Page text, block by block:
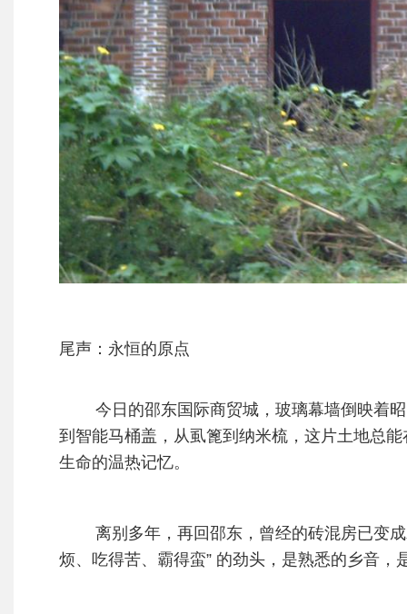
尾声：永恒的原点
今日的邵东国际商贸城，玻璃幕墙倒映着昭
到智能马桶盖，从虱篦到纳米梳，这片土地总
生命的温热记忆。
离别多年，再回邵东，曾经的砖混房已变成
烦、吃得苦、霸得蛮” 的劲头，是熟悉的乡音，